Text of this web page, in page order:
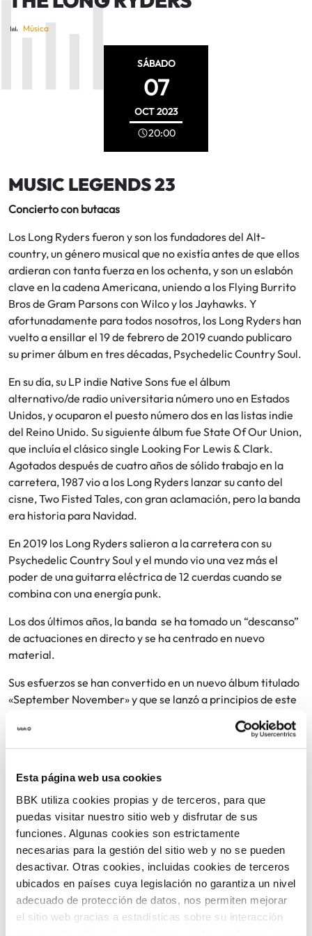
Esta página web usa cookies
BBK utiliza cookies propias y de terceros, para que
puedas visitar nuestro sitio web y disfrutar de sus
funciones. Algunas cookies son estrictamente
necesarias para la gestión del sitio web y no se pueden
desactivar. Otras cookies, incluidas cookies de terceros
ubicados en países cuya legislación no garantiza un nivel
adecuado de protección de datos, nos permiten mejorar
el sitio web gracias a estadísticas sobre su interacción
Música
SÁBADO
07
OCT2023
20:00
MUSIC LEGENDS 23
Concierto con butacas
Los Long Ryders fueron y son los fundadores del Alt-
country, un género musical que no existía antes de que ellos
ardieran con tanta fuerza en los ochenta, y son un eslabón
clave en la cadena Americana, uniendo a los Flying Burrito
Bros de Gram Parsons con Wilco y los Jayhawks. Y
afortunadamente para todos nosotros, los Long Ryders han
vuelto a ensillar el 19 de febrero de 2019 cuando publicaro
su primer álbum en tres décadas, Psychedelic Country Soul.
En su día, su LP indie Native Sons fue el álbum
alternativo/de radio universitaria número uno en Estados
Unidos, y ocuparon el puesto número dos en las listas indie
del Reino Unido. Su siguiente álbum fue State Of Our Union,
que incluía el clásico single Looking For Lewis & Clark.
Agotados después de cuatro años de sólido trabajo en la
carretera, 1987 vio a los Long Ryders lanzar su canto del
cisne, Two Fisted Tales, con gran aclamación, pero la banda
era historia para Navidad.
En 2019 los Long Ryders salieron a la carretera con su
Psychedelic Country Soul y el mundo vio una vez más el
poder de una guitarra eléctrica de 12 cuerdas cuando se
combina con una energía punk.
Los dos últimos años, la banda se ha tomado un “descanso”
de actuaciones en directo y se ha centrado en nuevo
material.
Sus esfuerzos se han convertido en un nuevo álbum titulado
«September November» y que se lanzó a principios de este
el triste fallecimiento de su bajista de toda la vida Tom
Stevens.
No hay nada como The Long Ryders en directo, ni entonces
ni ahora. Vaya a verlos y disfrute del viaje de su vida.
Ensilla y agárrate fuerte.
Entradas: 20 €